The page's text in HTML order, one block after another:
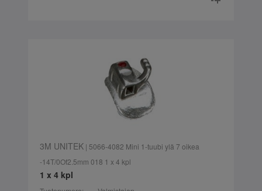
3M UNITEK| 5066-4082 Mini 1-tuubi ylä 7 oikea
-14T/0Of2.5mm 018 1 x 4 kpl
1 x 4 kpl